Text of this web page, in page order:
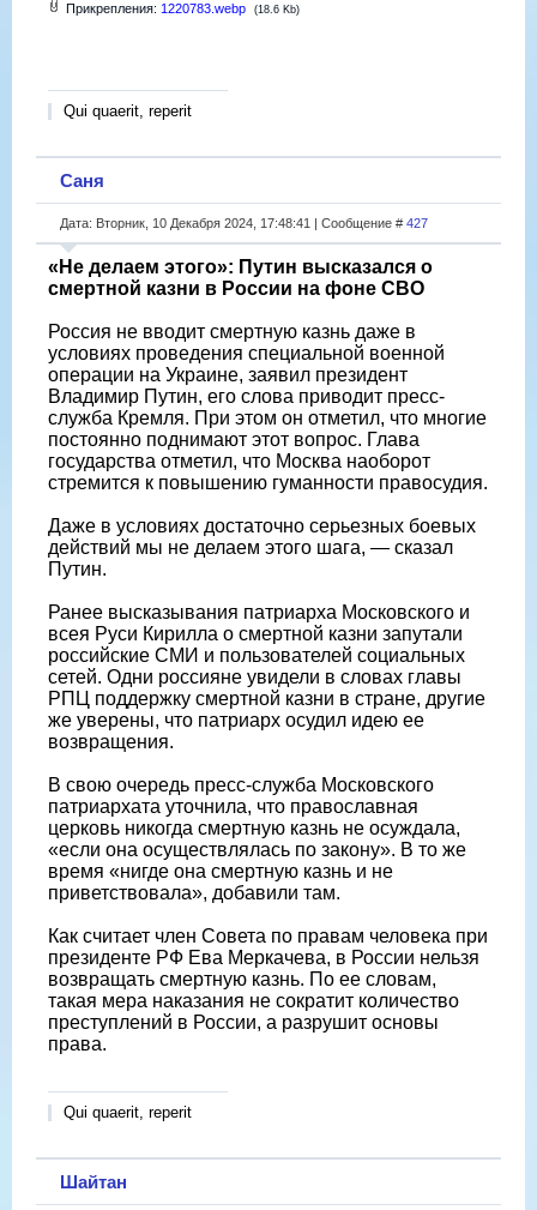
Прикрепления: 1220783.webp (18.6 Kb)
Qui quaerit, reperit
Саня
Дата: Вторник, 10 Декабря 2024, 17:48:41 | Сообщение # 427
«Не делаем этого»: Путин высказался о
смертной казни в России на фоне СВО
Россия не вводит смертную казнь даже в
условиях проведения специальной военной
операции на Украине, заявил президент
Владимир Путин, его слова приводит пресс-
служба Кремля. При этом он отметил, что многие
постоянно поднимают этот вопрос. Глава
государства отметил, что Москва наоборот
стремится к повышению гуманности правосудия.
Даже в условиях достаточно серьезных боевых
действий мы не делаем этого шага, — сказал
Путин.
Ранее высказывания патриарха Московского и
всея Руси Кирилла о смертной казни запутали
российские СМИ и пользователей социальных
сетей. Одни россияне увидели в словах главы
РПЦ поддержку смертной казни в стране, другие
же уверены, что патриарх осудил идею ее
возвращения.
В свою очередь пресс-служба Московского
патриархата уточнила, что православная
церковь никогда смертную казнь не осуждала,
«если она осуществлялась по закону». В то же
время «нигде она смертную казнь и не
приветствовала», добавили там.
Как считает член Совета по правам человека при
президенте РФ Ева Меркачева, в России нельзя
возвращать смертную казнь. По ее словам,
такая мера наказания не сократит количество
преступлений в России, а разрушит основы
права.
Qui quaerit, reperit
Шайтан